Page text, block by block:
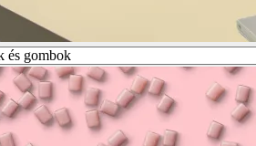
és gombok